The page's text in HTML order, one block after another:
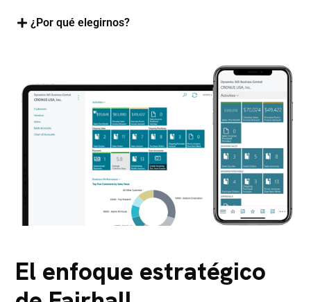
¿Por qué elegirnos?
El enfoque estratégico